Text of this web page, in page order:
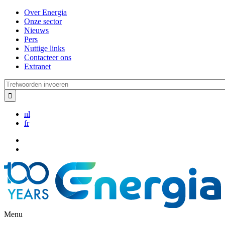
Overslaan
naar
inhoud
gaan
Over Energia
Onze sector
Nieuws
Pers
Nuttige links
Contacteer ons
Extranet
Trefwoorden
invoeren
nl
fr
Menu